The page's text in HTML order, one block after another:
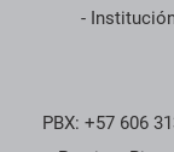
-
PBX: +57 606